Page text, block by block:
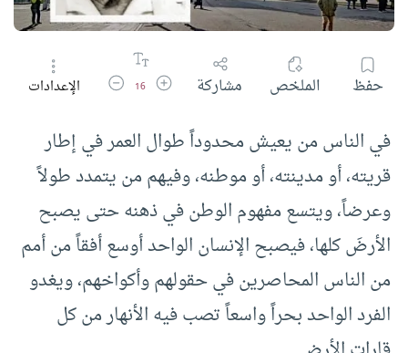
حفظ الملخص مشاركة زيادة حجم الخط
16 تقليل حجم الخط
الإعدادات
في الناس من يعيش محدوداً طوال العمر في إطار
قريته، أو مدينته، أو موطنه، وفيهم من يتمدد طولاً
وعرضاً، ويتسع مفهوم الوطن في ذهنه حتى يصبح
الأرضَ كلها، فيصبح الإنسان الواحد أوسع أفقاً من أمم
من الناس المحاصرين في حقولهم وأكواخهم، ويغدو
الفرد الواحد بحراً واسعاً تصب فيه الأنهار من كل